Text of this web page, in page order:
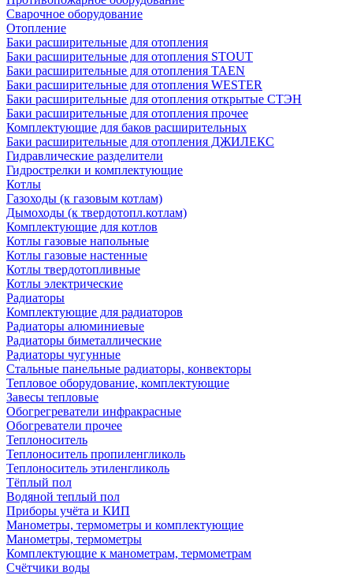
Сварочное оборудование
Отопление
Баки расширительные для отопления
Баки расширительные для отопления STOUT
Баки расширительные для отопления TAEN
Баки расширительные для отопления WESTER
Баки расширительные для отопления открытые СТЭН
Баки расширительные для отопления прочее
Комплектующие для баков расширительных
Баки расширительные для отопления ДЖИЛЕКС
Гидравлические разделители
Гидрострелки и комплектующие
Котлы
Газоходы (к газовым котлам)
Дымоходы (к твердотопл.котлам)
Комплектующие для котлов
Котлы газовые напольные
Котлы газовые настенные
Котлы твердотопливные
Котлы электрические
Радиаторы
Комплектующие для радиаторов
Радиаторы алюминиевые
Радиаторы биметаллические
Радиаторы чугунные
Стальные панельные радиаторы, конвекторы
Тепловое оборудование, комплектующие
Завесы тепловые
Обогрегреватели инфракрасные
Обогреватели прочее
Теплоноситель
Теплоноситель пропиленгликоль
Теплоноситель этиленгликоль
Тёплый пол
Водяной теплый пол
Приборы учёта и КИП
Манометры, термометры и комплектующие
Манометры, термометры
Комплектующие к манометрам, термометрам
Счётчики воды